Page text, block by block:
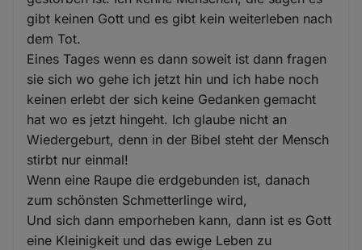
gibt keinen Gott und es gibt kein weiterleben nach
dem Tot.
Eines Tages wenn es dann soweit ist dann fragen
sie sich wo gehe ich jetzt hin und ich habe noch
keinen erlebt der sich keine Gedanken gemacht
hat wo es jetzt hingeht. Ich glaube nicht an
Wiedergeburt, denn in der Bibel steht der Mensch
stirbt nur einmal!
Wenn eine Raupe die erdgebunden ist, danach
zum schönsten Schmetterlinge wird,
Und sich dann emporheben kann, dann ist es Gott
eine Kleinigkeit und das ewige Leben zu